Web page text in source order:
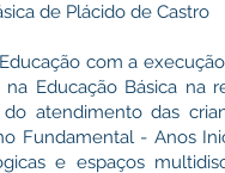
de Plácido de Castro
com a
Educação Básica na
atendimento das
Fundamental - Anos
e espaços